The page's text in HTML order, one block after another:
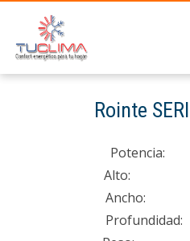
Rointe
Alto:
Ancho: